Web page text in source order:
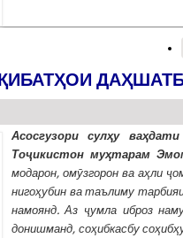
Асосгузори сулҳу
Тоҷикистон муҳтарам
модарон, омӯзгорон ва аҳли
нигоҳубин ва таълиму
намоянд. Аз ҷумла иброз
донишманд, соҳибкасбу